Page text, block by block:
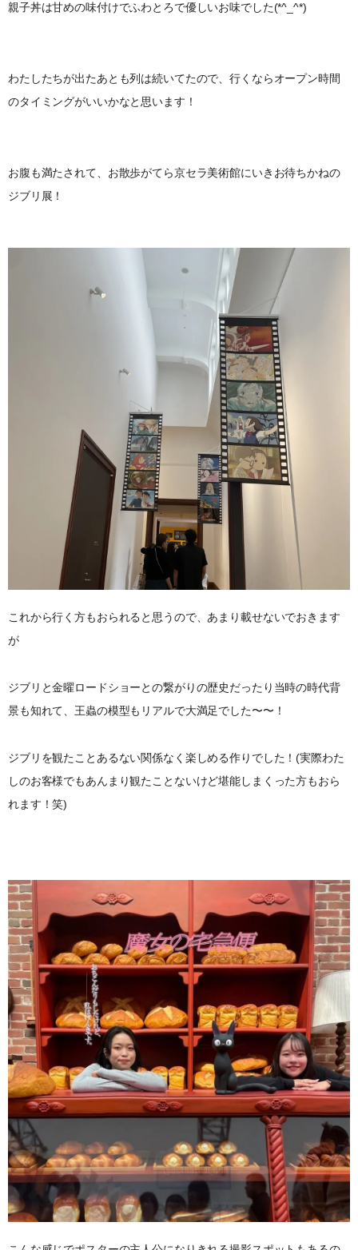
親子丼は甘めの味付けでふわとろで優しいお味でした(*^_^*)
わたしたちが出たあとも列は続いてたので、行くならオープン時間
のタイミングがいいかなと思います！
お腹も満たされて、お散歩がてら京セラ美術館にいきお待ちかねの
ジブリ展！
これから行く方もおられると思うので、あまり載せないでおきます
が
ジブリと金曜ロードショーとの繋がりの歴史だったり当時の時代背
景も知れて、王蟲の模型もリアルで大満足でした〜〜！
ジブリを観たことあるない関係なく楽しめる作りでした！(実際わた
しのお客様でもあんまり観たことないけど堪能しまくった方もおら
れます！笑)